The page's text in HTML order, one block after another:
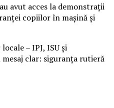
avut acces la demonstrații
copiilor în mașină și
– IPJ, ISU și
clar: siguranța rutieră